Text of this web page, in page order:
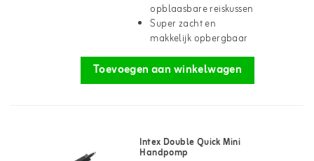
opblaasbare reiskussen
Super zacht en
makkelijk opbergbaar
Toevoegen aan winkelwagen
Intex Double Quick Mini
Handpomp